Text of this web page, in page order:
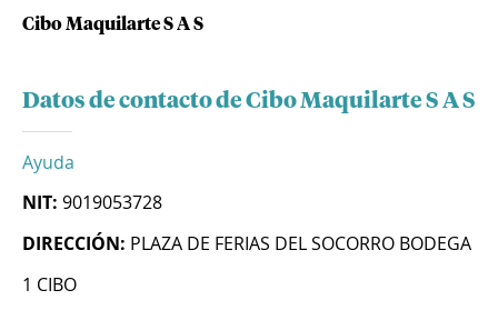
Cibo Maquilarte S A S
Datos de contacto de Cibo Maquilarte S A S
Ayuda
NIT: 9019053728
DIRECCIÓN: PLAZA DE FERIAS DEL SOCORRO BODEGA
1 CIBO